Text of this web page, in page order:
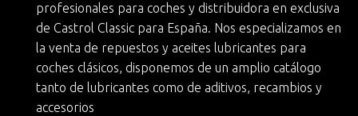
profesionales para coches y distribuidora en exclusiva
de Castrol Classic para España. Nos especializamos en
la venta de repuestos y aceites lubricantes para
coches clásicos, disponemos de un amplio catálogo
tanto de lubricantes como de aditivos, recambios y
accesorios